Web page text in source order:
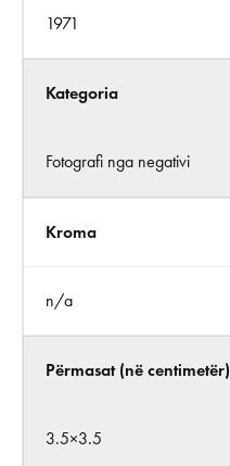
1971
Kategoria
Fotografi nga negativi
Kroma
n/a
Përmasat (në centimetër)
3.5×3.5